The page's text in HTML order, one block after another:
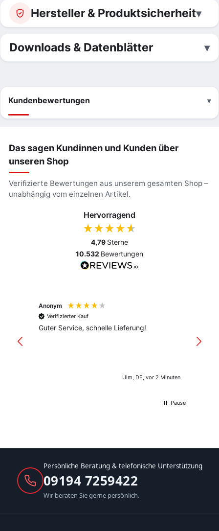
Hersteller & Produktsicherheit
Downloads & Datenblätter
Kundenbewertungen
Das sagen Kundinnen und Kunden über
unseren Shop
Verifizierte Bewertungen aus unserem gesamten Shop –
unabhängig vom einzelnen Artikel.
Hervorragend
4,79 Sterne
10.532 Bewertungen
Anonym
Verifizierter Kauf
Guter Service, schnelle Lieferung!
Ulm, DE, vor 2 Minuten
Pause
Persönliche Beratung & telefonische Unterstützung
09194 7259422
Wir beraten Sie gerne persönlich.